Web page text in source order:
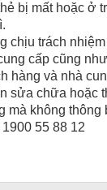
bị mất hoặc ở
chịu trách
cấp cũng
hàng và nhà
sửa chữa hoặc
mà không thông
55 88 12